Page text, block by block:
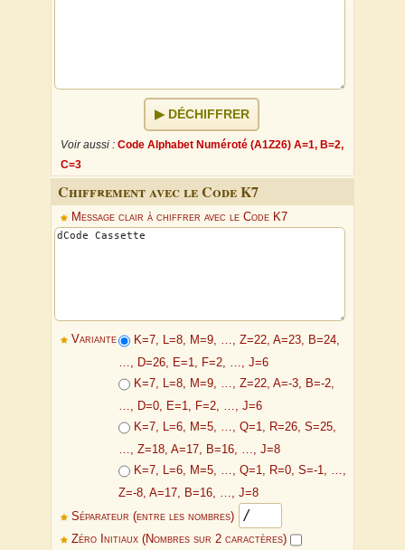
DÉCHIFFRER
Voir aussi : Code Alphabet Numéroté (A1Z26) A=1, B=2,
C=3
Chiffrement avec le Code K7
Message clair à chiffrer avec le Code K7
Variante
K=7, L=8, M=9, …, Z=22, A=23, B=24,
…, D=26, E=1, F=2, …, J=6
K=7, L=8, M=9, …, Z=22, A=-3, B=-2,
…, D=0, E=1, F=2, …, J=6
K=7, L=6, M=5, …, Q=1, R=26, S=25,
…, Z=18, A=17, B=16, …, J=8
K=7, L=6, M=5, …, Q=1, R=0, S=-1, …,
Z=-8, A=17, B=16, …, J=8
Séparateur (entre les nombres)
Zéro Initiaux (Nombres sur 2 caractères)